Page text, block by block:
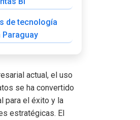
de tecnología
Paraguay
actual, el uso
se ha convertido
para el éxito y la
estratégicas. El